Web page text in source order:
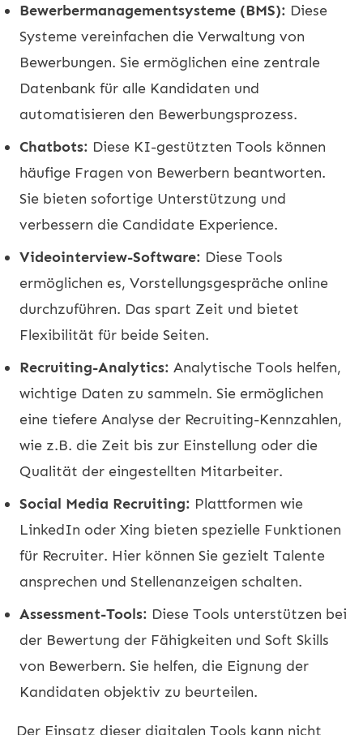
Bewerbermanagementsysteme (BMS): Diese
Systeme vereinfachen die Verwaltung von
Bewerbungen. Sie ermöglichen eine zentrale
Datenbank für alle Kandidaten und
automatisieren den Bewerbungsprozess.
Chatbots: Diese KI-gestützten Tools können
häufige Fragen von Bewerbern beantworten.
Sie bieten sofortige Unterstützung und
verbessern die Candidate Experience.
Videointerview-Software: Diese Tools
ermöglichen es, Vorstellungsgespräche online
durchzuführen. Das spart Zeit und bietet
Flexibilität für beide Seiten.
Recruiting-Analytics: Analytische Tools helfen,
wichtige Daten zu sammeln. Sie ermöglichen
eine tiefere Analyse der Recruiting-Kennzahlen,
wie z.B. die Zeit bis zur Einstellung oder die
Qualität der eingestellten Mitarbeiter.
Social Media Recruiting: Plattformen wie
LinkedIn oder Xing bieten spezielle Funktionen
für Recruiter. Hier können Sie gezielt Talente
ansprechen und Stellenanzeigen schalten.
Assessment-Tools: Diese Tools unterstützen bei
der Bewertung der Fähigkeiten und Soft Skills
von Bewerbern. Sie helfen, die Eignung der
Kandidaten objektiv zu beurteilen.
Der Einsatz dieser digitalen Tools kann nicht